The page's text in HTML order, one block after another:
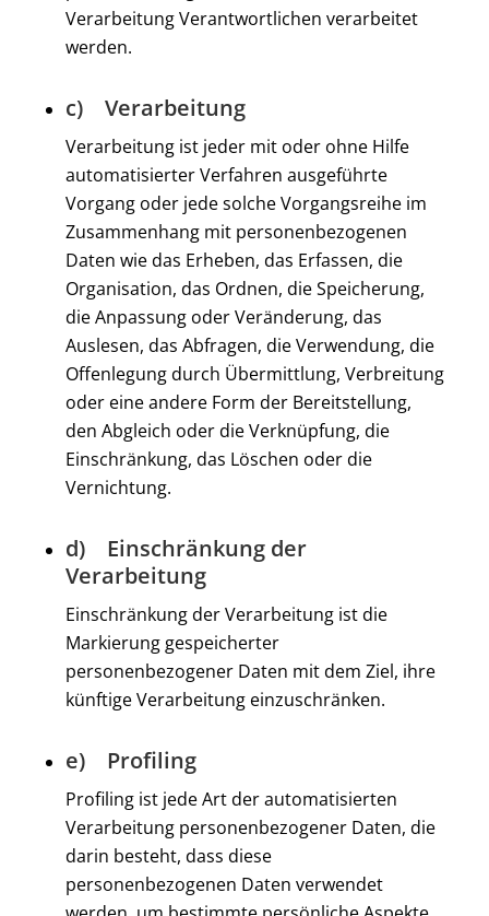
Verarbeitung Verantwortlichen verarbeitet
werden.
c) Verarbeitung
Verarbeitung ist jeder mit oder ohne Hilfe
automatisierter Verfahren ausgeführte
Vorgang oder jede solche Vorgangsreihe im
Zusammenhang mit personenbezogenen
Daten wie das Erheben, das Erfassen, die
Organisation, das Ordnen, die Speicherung,
die Anpassung oder Veränderung, das
Auslesen, das Abfragen, die Verwendung, die
Offenlegung durch Übermittlung, Verbreitung
oder eine andere Form der Bereitstellung,
den Abgleich oder die Verknüpfung, die
Einschränkung, das Löschen oder die
Vernichtung.
d) Einschränkung der
Verarbeitung
Einschränkung der Verarbeitung ist die
Markierung gespeicherter
personenbezogener Daten mit dem Ziel, ihre
künftige Verarbeitung einzuschränken.
e) Profiling
Profiling ist jede Art der automatisierten
Verarbeitung personenbezogener Daten, die
darin besteht, dass diese
personenbezogenen Daten verwendet